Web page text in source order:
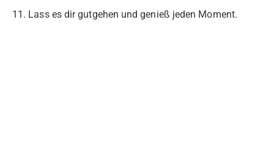
11. Lass es dir gutgehen und genieß jeden Moment.